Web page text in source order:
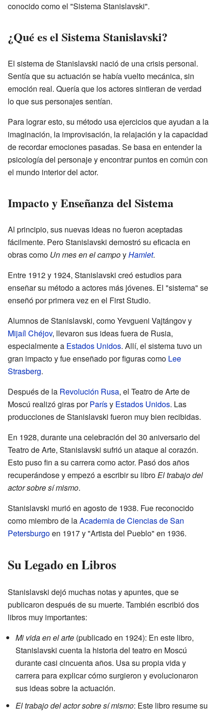
conocido como el "Sistema Stanislavski".
¿Qué es el Sistema Stanislavski?
El sistema de Stanislavski nació de una crisis personal.
Sentía que su actuación se había vuelto mecánica, sin
emoción real. Quería que los actores sintieran de verdad
lo que sus personajes sentían.
Para lograr esto, su método usa ejercicios que ayudan a la
imaginación, la improvisación, la relajación y la capacidad
de recordar emociones pasadas. Se basa en entender la
psicología del personaje y encontrar puntos en común con
el mundo interior del actor.
Impacto y Enseñanza del Sistema
Al principio, sus nuevas ideas no fueron aceptadas
fácilmente. Pero Stanislavski demostró su eficacia en
obras como Un mes en el campoyHamlet.
Entre 1912 y 1924, Stanislavski creó estudios para
enseñar su método a actores más jóvenes. El "sistema" se
enseñó por primera vez en el First Studio.
Alumnos de Stanislavski, como Yevgueni Vajtángov y
Mijaíl Chéjov, llevaron sus ideas fuera de Rusia,
especialmente a Estados Unidos. Allí, el sistema tuvo un
gran impacto y fue enseñado por figuras como Lee
Strasberg.
Después de la Revolución Rusa, el Teatro de Arte de
Moscú realizó giras porParísy Estados Unidos. Las
producciones de Stanislavski fueron muy bien recibidas.
En 1928, durante una celebración del 30 aniversario del
Teatro de Arte, Stanislavski sufrió un ataque al corazón.
Esto puso fin a su carrera como actor. Pasó dos años
recuperándose y empezó a escribir su libroEl trabajo del
actor sobre sí mismo.
Stanislavski murió en agosto de 1938. Fue reconocido
como miembro de laAcademia de Ciencias de San
Petersburgoen 1917 y "Artista del Pueblo" en 1936.
Su Legado en Libros
Stanislavski dejó muchas notas y apuntes, que se
publicaron después de su muerte. También escribió dos
libros muy importantes:
Mi vida en el arte (publicado en 1924): En este libro,
Stanislavski cuenta la historia del teatro en Moscú
durante casi cincuenta años. Usa su propia vida y
carrera para explicar cómo surgieron y evolucionaron
sus ideas sobre la actuación.
El trabajo del actor sobre sí mismo: Este libro resume su